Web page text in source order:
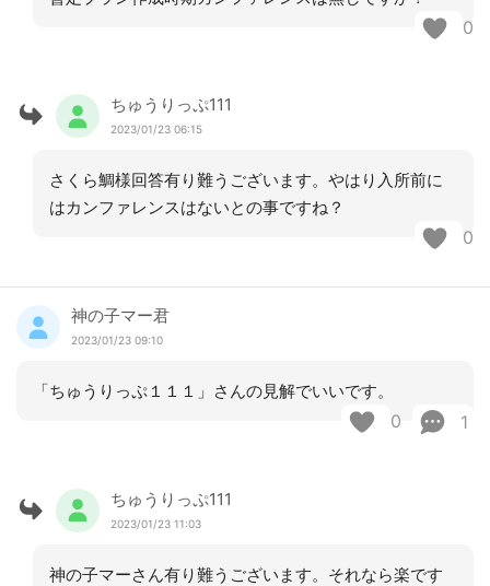
0
ちゅうりっぷ111
2023/01/23 06:15
さくら鯛様回答有り難うございます。やはり入所前に
はカンファレンスはないとの事ですね？
0
神の子マー君
2023/01/23 09:10
「ちゅうりっぷ１１１」さんの見解でいいです。
0 1
ちゅうりっぷ111
2023/01/23 11:03
神の子マーさん有り難うございます。それなら楽です